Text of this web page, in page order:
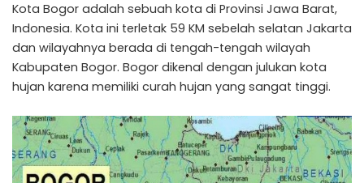
Kota Bogor adalah sebuah kota di Provinsi Jawa Barat,
Indonesia. Kota ini terletak 59 KM sebelah selatan Jakarta
dan wilayahnya berada di tengah-tengah wilayah
Kabupaten Bogor. Bogor dikenal dengan julukan kota
hujan karena memiliki curah hujan yang sangat tinggi.